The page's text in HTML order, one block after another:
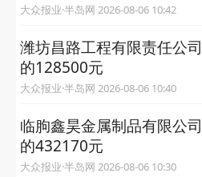
大众报业·半岛网 2026-08-06 10:42
潍坊昌路工程有限责任公
的128500元
大众报业·半岛网 2026-08-06 10:40
临朐鑫昊金属制品有限公
的432170元
大众报业·半岛网 2026-08-06 10:30